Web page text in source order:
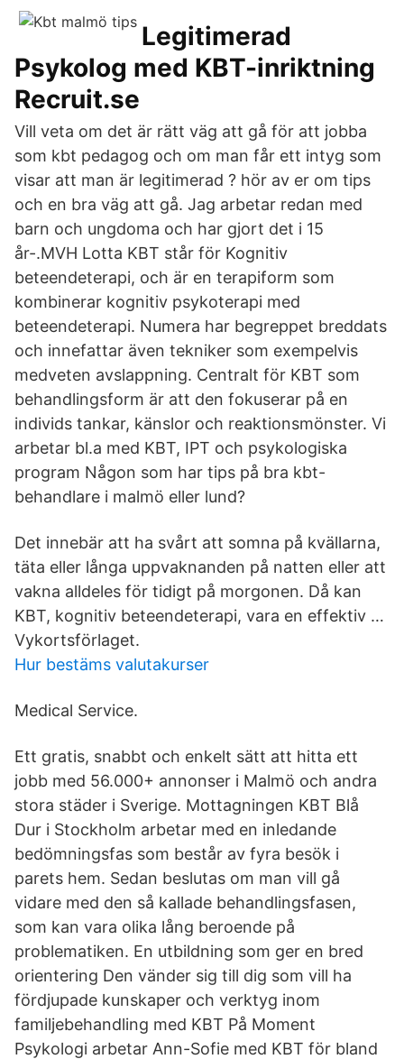
Legitimerad
Psykolog med KBT-inriktning
Recruit.se
Vill veta om det är rätt väg att gå för att jobba
som kbt pedagog och om man får ett intyg som
visar att man är legitimerad ? hör av er om tips
och en bra väg att gå. Jag arbetar redan med
barn och ungdoma och har gjort det i 15
år-.MVH Lotta KBT står för Kognitiv
beteendeterapi, och är en terapiform som
kombinerar kognitiv psykoterapi med
beteendeterapi. Numera har begreppet breddats
och innefattar även tekniker som exempelvis
medveten avslappning. Centralt för KBT som
behandlingsform är att den fokuserar på en
individs tankar, känslor och reaktionsmönster. Vi
arbetar bl.a med KBT, IPT och psykologiska
program Någon som har tips på bra kbt-
behandlare i malmö eller lund?
Det innebär att ha svårt att somna på kvällarna,
täta eller långa uppvaknanden på natten eller att
vakna alldeles för tidigt på morgonen. Då kan
KBT, kognitiv beteendeterapi, vara en effektiv …
Vykortsförlaget.
Hur bestäms valutakurser
Medical Service.
Ett gratis, snabbt och enkelt sätt att hitta ett
jobb med 56.000+ annonser i Malmö och andra
stora städer i Sverige. Mottagningen KBT Blå
Dur i Stockholm arbetar med en inledande
bedömningsfas som består av fyra besök i
parets hem. Sedan beslutas om man vill gå
vidare med den så kallade behandlingsfasen,
som kan vara olika lång beroende på
problematiken. En utbildning som ger en bred
orientering Den vänder sig till dig som vill ha
fördjupade kunskaper och verktyg inom
familjebehandling med KBT På Moment
Psykologi arbetar Ann-Sofie med KBT för bland